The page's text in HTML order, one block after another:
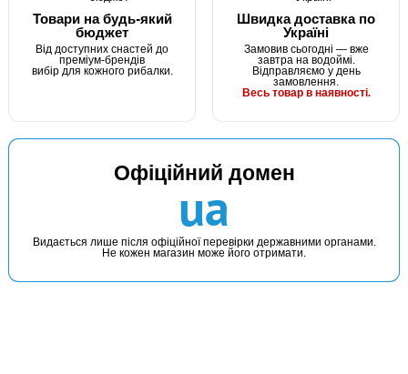
Товари на будь-який
бюджет
Від доступних снастей до
преміум-брендів
вибір для кожного рибалки.
Швидка доставка по
Україні
Замовив сьогодні — вже
завтра на водоймі.
Відправляємо у день
замовлення.
Весь товар в наявності.
Офіційний домен
ua
Видається лише після офіційної перевірки державними органами.
Не кожен магазин може його отримати.